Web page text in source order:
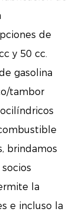
de
y 50 cc.
gasolina
tambor
brindamos
la
e incluso la